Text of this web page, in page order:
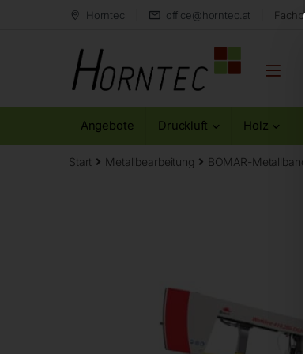
Horntec office@horntec.at
Angebote Druckluft Holz
Start Metallbearbeitung BOMAR-